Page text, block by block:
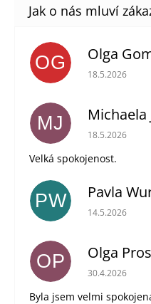
OG Olga
Hodnocení
18.5.2026
MJ Michaela
Hodnocení
18.5.2026
Velká spokojenost.
PW Pavla
Hodnocení
14.5.2026
OP Olga
Hodnocení
30.4.2026
Byla jsem velmi